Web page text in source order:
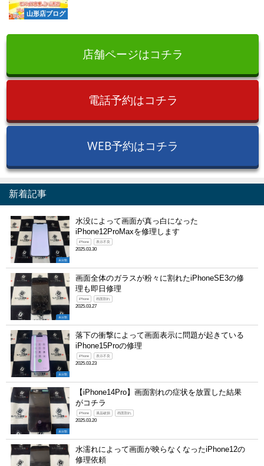
山形店ブログ
店舗ページはコチラ
電話予約はコチラ
WEB予約はコチラ
新着記事
未分類
水没によって画面が真っ白になった
iPhone12ProMaxを修理します
iPhone 表示不良
2025.03.30
未分類
画面全体のガラスが粉々に割れたiPhoneSE3の修
理も即日修理
iPhone 画面割れ
2025.03.27
未分類
落下の衝撃によって画面表示に問題が起きている
iPhone15Proの修理
iPhone 表示不良
2025.03.23
未分類
【iPhone14Pro】画面割れの症状を放置した結果
がコチラ
iPhone 液晶破損 画面割れ
2025.03.20
水濡れによって画面が映らなくなったiPhone12の
修理依頼